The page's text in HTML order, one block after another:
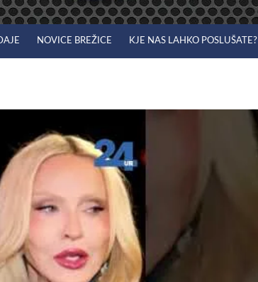
NOVICE BREŽICE KJE NAS LAHKO POSLUŠATE?